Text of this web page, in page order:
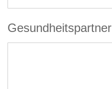
Gesundheitspartner